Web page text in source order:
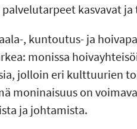
kasvavat
, kuntoutus- ja
monissa
jolloin eri kulttuurien
moninaisuus on
ja johtamista.